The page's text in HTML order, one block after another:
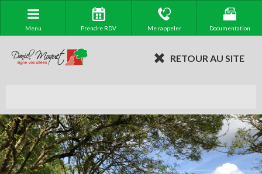
Menu Prendre RDV Me rappeler Documentation
RETOUR AU SITE